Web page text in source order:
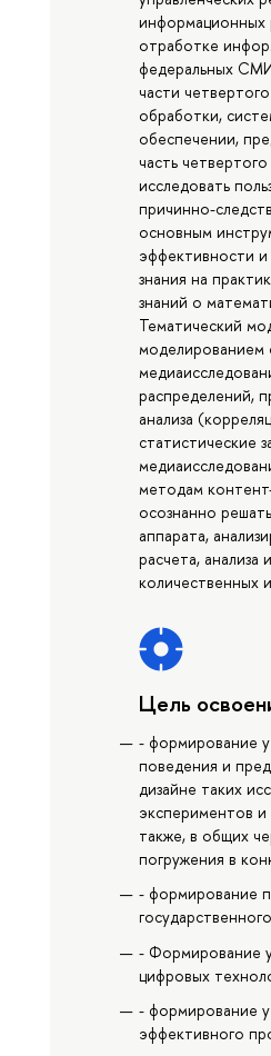
информационных
отработке
федеральных
части
обработки,
обеспечении,
часть
исследовать
причинно-
основным
эффективности
знания на
знаний о
Тематический
моделированием
распределений,
анализа
статистические
методам
осознанно
аппарата,
расчета,
количественных
Цель
- формирование у
поведения и
дизайне таких
экспериментов
также, в общих
погружения в
- формирование
- Формирование у
цифровых
- формирование у
эффективного